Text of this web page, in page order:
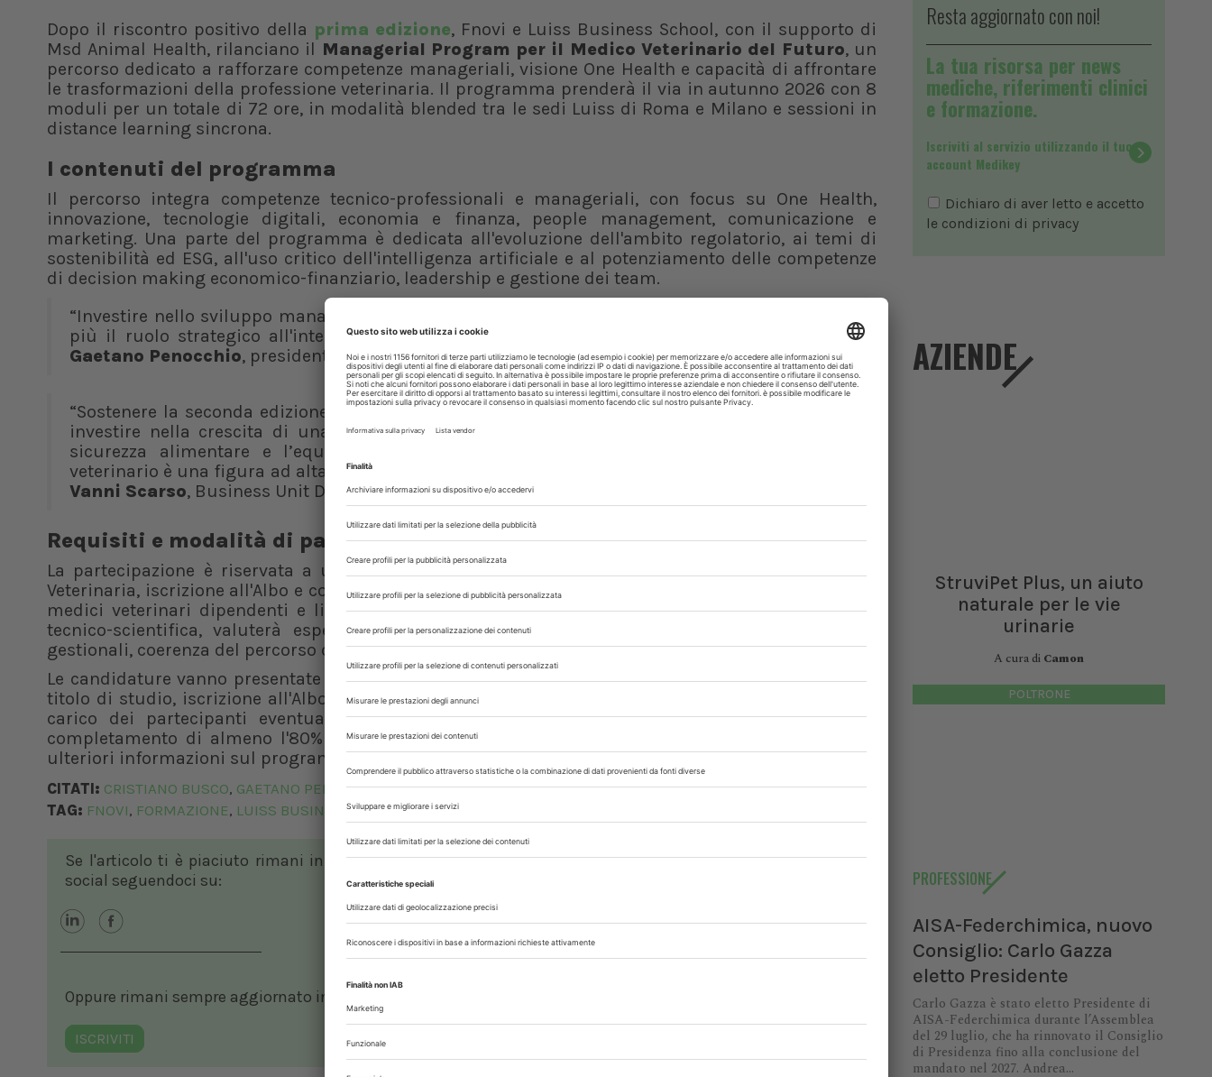
Dopo il riscontro positivo della prima edizione, Fnovi e Luiss Business School, con il supporto di
Msd Animal Health, rilanciano il Managerial Program per il Medico Veterinario del Futuro, un
percorso dedicato a rafforzare competenze manageriali, visione One Health e capacità di affrontare
le trasformazioni della professione veterinaria. Il programma prenderà il via in autunno 2026 con 8
moduli per un totale di 72 ore, in modalità blended tra le sedi Luiss di Roma e Milano e sessioni in
distance learning sincrona.
I contenuti del programma
Il percorso integra competenze tecnico-professionali e manageriali, con focus su One Health,
innovazione, tecnologie digitali, economia e finanza, people management, comunicazione e
marketing. Una parte del programma è dedicata all'evoluzione dell'ambito regolatorio, ai temi di
sostenibilità ed ESG, all'uso critico dell'intelligenza artificiale e al potenziamento delle competenze
di decision making economico-finanziario, leadership e gestione dei team.
“Investire nello sviluppo manageriale del medico veterinario significa riconoscerne sempre di
più il ruolo strategico all'interno delle filiere e nella tutela della salute pubblica”, dichiara
Gaetano Penocchio, presidente Fnovi.
“Sostenere la seconda edizione del programma significa per Msd Animal Health continuare a
investire nella crescita di una figura professionale fondamentale per la salute animale, la
sicurezza alimentare e l’equilibrio tra salute umana, animale e ambientale. Il medico
veterinario è una figura ad alta potenzialità ed è chiave nell’approccio One Health”, ha aggiunto
Vanni Scarso, Business Unit Director di Msd Animal Health.
Requisiti e modalità di partecipazione
La partecipazione è riservata a un massimo di 32 candidati, in possesso di laurea in Medicina
Veterinaria, iscrizione all'Albo e conoscenza della lingua inglese. I partecipanti saranno suddivisi tra
medici veterinari dipendenti e liberi professionisti. La selezione, effettuata da una Commissione
tecnico-scientifica, valuterà esperienza professionale, responsabilità gestionali, organizzative o
gestionali, coerenza del percorso con gli obiettivi del programma e titoli formativi.
Le candidature vanno presentate online entro il 19 luglio 2026, allegando CV, documento d'identità,
titolo di studio, iscrizione all'Albo e lettera motivazionale. La partecipazione è finanziata; restano a
carico dei partecipanti eventuali vitto, alloggio e trasferte. La frequenza è obbligatoria e il
completamento di almeno l'80% delle attività dà accesso a 12 Crediti Formativi Universitari. Per
ulteriori informazioni sul programma, scrivere acustomprograms@luissbusinessschool.it.
CITATI: CRISTIANO BUSCO, GAETANO PENOCCHIO,VANNI SCARSO
TAG: FNOVI, FORMAZIONE, LUISS BUSINESS SCHOOL,MANAGEMENT
Se l'articolo ti è piaciuto rimani in contatto con noi sui nostri canali
social seguendoci su:
Oppure rimani sempre aggiornato in ambito veterinario, iscrivendoti alla nostra newsletter!
ISCRIVITI
Resta aggiornato con noi!
La tua risorsa per news
mediche, riferimenti clinici
e formazione.
Iscriviti al servizio utilizzando il tuo
account Medikey
Dichiaro di aver letto e accetto
le condizioni di privacy
AZIENDE
StruviPet Plus, un aiuto
naturale per le vie
urinarie
A cura di Camon
POLTRONE
PROFESSIONE
AISA-Federchimica, nuovo
Consiglio: Carlo Gazza
eletto Presidente
Carlo Gazza è stato eletto Presidente di
AISA-Federchimica durante l’Assemblea
del 29 luglio, che ha rinnovato il Consiglio
di Presidenza fino alla conclusione del
mandato nel 2027. Andrea...